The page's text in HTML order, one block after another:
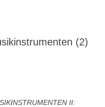
(2)
II: